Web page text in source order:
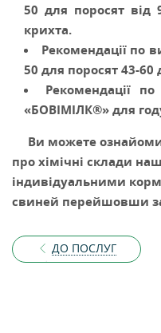
50 для поросят від
крихта.
Рекомендаціїпо
50 для поросят 43-60
Рекомендації по
«БОВІМІЛК®» для
Ви можете
про хімічні склади
індивідуальними
свиней перейшовши
ДО ПОСЛУГ